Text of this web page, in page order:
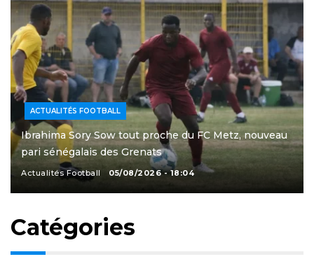
ACTUALITÉS FOOTBALL
Ibrahima Sory Sow tout proche du FC Metz, nouveau
pari sénégalais des Grenats
Actualités Football 05/08/2026 - 18:04
Catégories